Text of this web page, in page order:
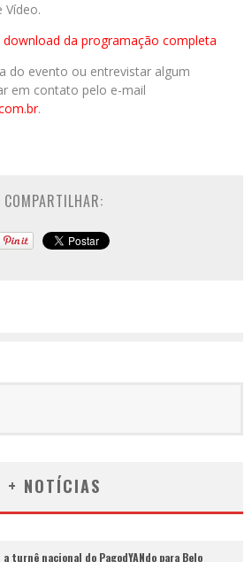
Vídeo.
da programação completa
do evento ou entrevistar algum
em contato pelo e-mail
.
COMPARTILHAR:
+ NOTÍCIAS
turnê nacional do PagodYANdo para Belo